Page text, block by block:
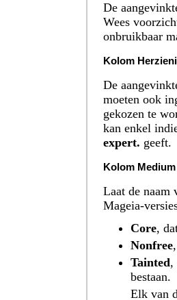
De
Wees
onbruikbaar
Kolom
De
moeten ook
gekozen te
kan enkel
expert. geeft.
Kolom Medium
Laat de naam
Mageia-
Core,
Nonfree
Tainted,
bestaan.
Elk van